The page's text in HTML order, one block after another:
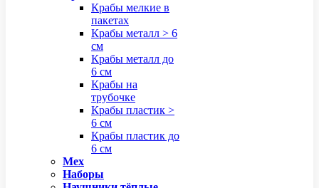
Крабы мелкие в
пакетах
Крабы металл > 6
см
Крабы металл до
6 см
Крабы на
трубочке
Крабы пластик >
6 см
Крабы пластик до
6 см
Мех
Наборы